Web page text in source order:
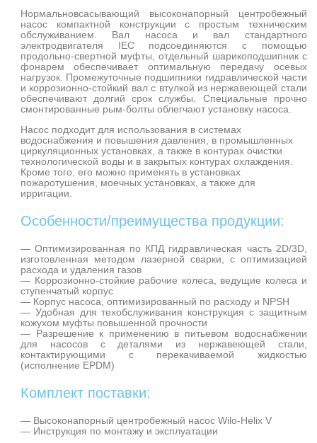
Нормальновсасывающий высоконапорный центробежный
насос компактной конструкции с простым техническим
обслуживанием. Вал насоса и вал стандартного
электродвигателя IEC подсоединяются с помощью
продольно-свертной муфты, отдельный шарикоподшипник с
фонарем обеспечивает оптимальную передачу осевых
нагрузок. Промежуточные подшипники гидравлической части
и коррозионно-стойкий вал с втулкой из нержавеющей стали
обеспечивают долгий срок службы. Специальные прочно
смонтированные рым-болты облегчают установку насоса.
Насос подходит для использования в системах
водоснабжения и повышения давления, в промышленных
циркуляционных установках, а также в контурах очистки
технологической воды и в закрытых контурах охлаждения.
Кроме того, его можно применять в установках
пожаротушения, моечных установках, а также для
ирригации.
Особенности/преимущества продукции:
— Оптимизированная по КПД гидравлическая часть 2D/3D,
изготовленная методом лазерной сварки, с оптимизацией
расхода и удаления газов
— Коррозионно-стойкие рабочие колеса, ведущие колеса и
ступенчатый корпус
— Корпус насоса, оптимизированный по расходу и NPSH
— Удобная для техобслуживания конструкция с защитным
кожухом муфты повышенной прочности
— Разрешение к применению в питьевом водоснабжении
для насосов с деталями из нержавеющей стали,
контактирующими с перекачиваемой жидкостью
(исполнение EPDM)
Комплект поставки:
— Высоконапорный центробежный насос Wilo-Helix V
— Инструкция по монтажу и эксплуатации